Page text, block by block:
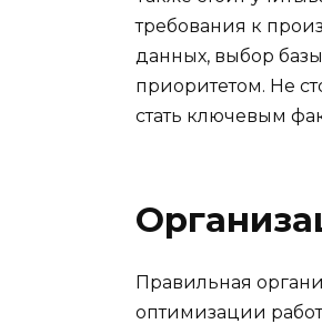
требования к
данных, выбор
приоритетом. Не
стать ключевым
Правильная
оптимизации